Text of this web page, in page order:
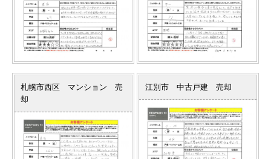
札幌市西区 マンション 売
却
江別市 中古戸建 売却